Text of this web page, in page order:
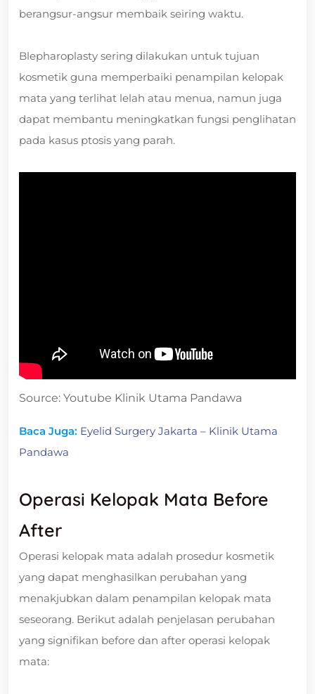
berangsur-angsur membaik seiring waktu.
Blepharoplasty sering dilakukan untuk tujuan
kosmetik guna memperbaiki penampilan kelopak
mata yang terlihat lelah atau menua, namun juga
dapat membantu meningkatkan fungsi penglihatan
pada kasus ptosis yang parah.
Source: Youtube Klinik Utama Pandawa
Baca Juga: Eyelid Surgery Jakarta – Klinik Utama
Pandawa
Operasi Kelopak Mata Before
After
Operasi kelopak mata adalah prosedur kosmetik
yang dapat menghasilkan perubahan yang
menakjubkan dalam penampilan kelopak mata
seseorang. Berikut adalah penjelasan perubahan
yang signifikan before dan after operasi kelopak
mata: